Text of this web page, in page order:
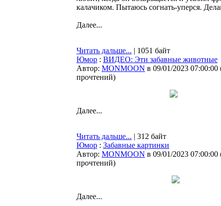
кaлaчиком. Пытaюcь cогнaть-уперcя.
Далее...
Читать дальше... | 1051 байт
Юмор : ВИДЕО: Эти забавные животные
Автор: MONMOON в 09/01/2023 07:00:00
прочтений)
Далее...
Читать дальше... | 312 байт
Юмор : Забавные картинки
Автор: MONMOON в 09/01/2023 07:00:00
прочтений)
Далее...